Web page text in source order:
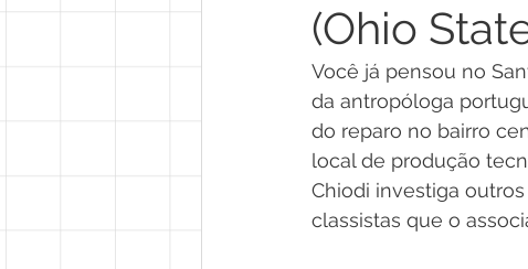
(Ohio
Você já pensou no
da antropóloga
do reparo no bairro
local de produção
Chiodi investiga
classistas que o